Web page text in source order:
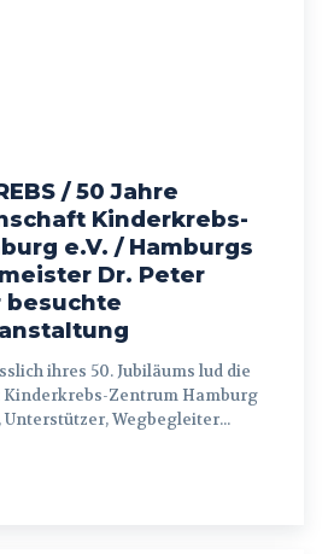
/ 50 Jahre
Kinderkrebs-
e.V. / Hamburgs
Dr. Peter
besuchte
Zentrum Hamburg
Unterstützer, Wegbegleiter...